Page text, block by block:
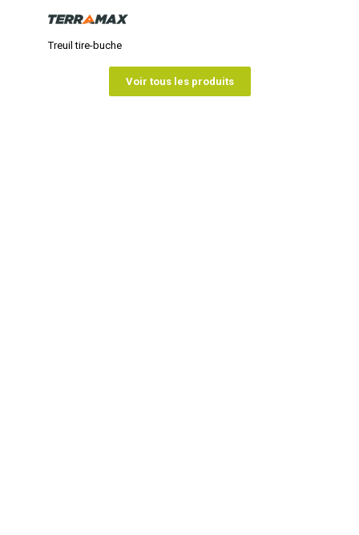
Treuil tire-buche
Voir tous les produits